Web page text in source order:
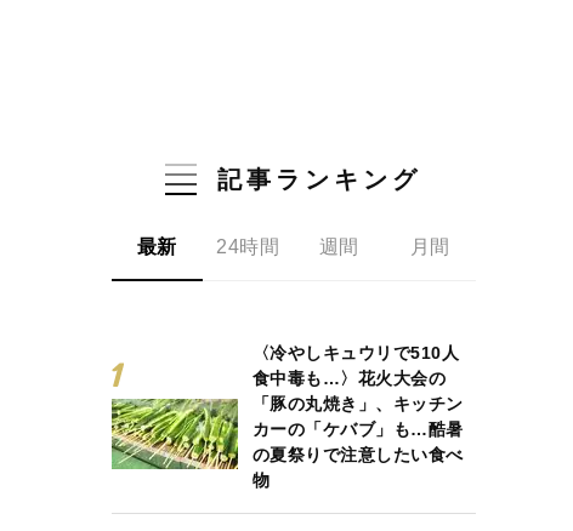
記事ランキング
最新 24時間 週間 月間
〈冷やしキュウリで510人
食中毒も…〉花火大会の
「豚の丸焼き」、キッチン
カーの「ケバブ」も…酷暑
の夏祭りで注意したい食べ
物